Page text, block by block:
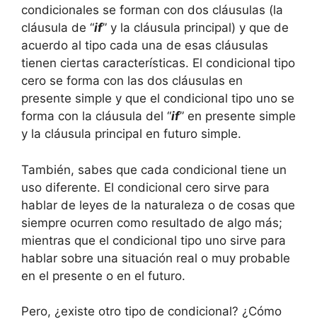
condicionales se forman con dos cláusulas (la
cláusula de “if” y la cláusula principal) y que de
acuerdo al tipo cada una de esas cláusulas
tienen ciertas características. El condicional tipo
cero se forma con las dos cláusulas en
presente simple y que el condicional tipo uno se
forma con la cláusula del “if” en presente simple
y la cláusula principal en futuro simple.
También, sabes que cada condicional tiene un
uso diferente. El condicional cero sirve para
hablar de leyes de la naturaleza o de cosas que
siempre ocurren como resultado de algo más;
mientras que el condicional tipo uno sirve para
hablar sobre una situación real o muy probable
en el presente o en el futuro.
Pero, ¿existe otro tipo de condicional? ¿Cómo